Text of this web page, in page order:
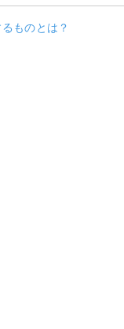
ものとは？